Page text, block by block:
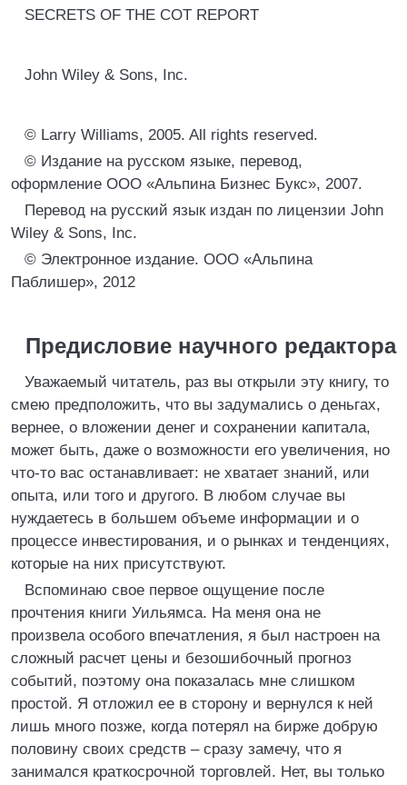
SECRETS OF THE COT REPORT
John Wiley & Sons, Inc.
© Larry Williams, 2005. All rights reserved.
© Издание на русском языке, перевод,
оформление ООО «Альпина Бизнес Букс», 2007.
Перевод на русский язык издан по лицензии John
Wiley & Sons, Inc.
© Электронное издание. ООО «Альпина
Паблишер», 2012
Предисловие научного редактора
Уважаемый читатель, раз вы открыли эту книгу, то
смею предположить, что вы задумались о деньгах,
вернее, о вложении денег и сохранении капитала,
может быть, даже о возможности его увеличения, но
что-то вас останавливает: не хватает знаний, или
опыта, или того и другого. В любом случае вы
нуждаетесь в большем объеме информации и о
процессе инвестирования, и о рынках и тенденциях,
которые на них присутствуют.
Вспоминаю свое первое ощущение после
прочтения книги Уильямса. На меня она не
произвела особого впечатления, я был настроен на
сложный расчет цены и безошибочный прогноз
событий, поэтому она показалась мне слишком
простой. Я отложил ее в сторону и вернулся к ней
лишь много позже, когда потерял на бирже добрую
половину своих средств – сразу замечу, что я
занимался краткосрочной торговлей. Нет, вы только